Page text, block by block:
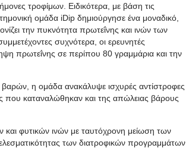
τροφίμων. Ειδικότερα, με βάση τις
ομάδα iDip δημιούργησε ένα μοναδικό,
την πυκνότητα πρωτεΐνης και ινών των
συχνότερα, οι ερευνητές
πρωτεΐνης σε περίπου 80 γραμμάρια και την
η ομάδα ανακάλυψε ισχυρές αντίστροφες
που καταναλώθηκαν και της απώλειας βάρους
φυτικών ινών με ταυτόχρονη μείωση των
των διατροφικών προγραμμάτων